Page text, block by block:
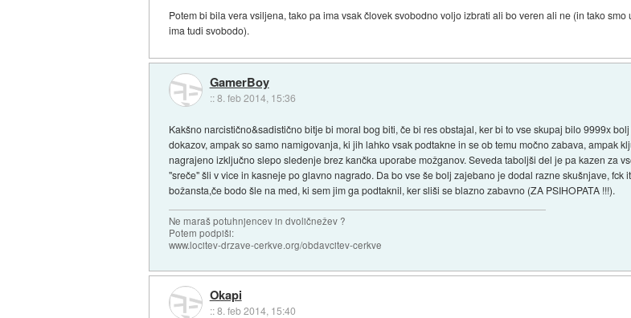
Potem bi bila vera vsiljena, tako pa ima vsak človek svobodno voljo izbrati ali bo veren ali ne (in tako
ima tudi svobodo).
GamerBoy
::8. feb 2014, 15:36
Kakšno narcistično&sadistično bitje bi moral bog biti, če bi res obstajal, ker bi to vse skupaj bilo 9999x
dokazov, ampak so samo namigovanja, ki jih lahko vsak podtakne in se ob temu močno zabava, ampak
nagrajeno izključno slepo sledenje brez kančka uporabe možganov. Seveda taboljši del je pa kazen za
"sreče" šli v vice in kasneje po glavno nagrado. Da bo vse še bolj zajebano je dodal razne skušnjave,
božansta,če bodo šle na med, ki sem jim ga podtaknil, ker sliši se blazno zabavno (ZA PSIHOPATA !!!).
Ne maraš potuhnjencev in dvoličnežev ?
Potem podpiši:
www.locitev-drzave-cerkve.org/obdavcitev-cerkve
Okapi
::8. feb 2014, 15:40